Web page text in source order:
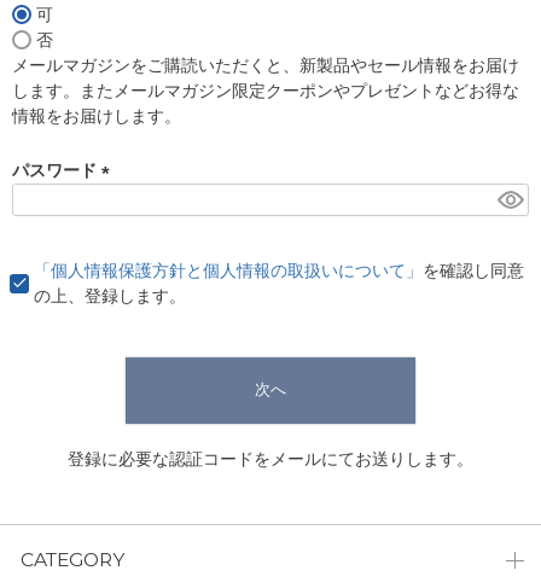
須
)
可
否
メールマガジンをご購読いただくと、新製品やセール情報をお届け
します。またメールマガジン限定クーポンやプレゼントなどお得な
情報をお届けします。
パスワード
)
「個人情報保護方針と個人情報の取扱いについて」 を確認し同意
の上、登録します。
次へ
登録に必要な認証コードをメールにてお送りします。
CATEGORY